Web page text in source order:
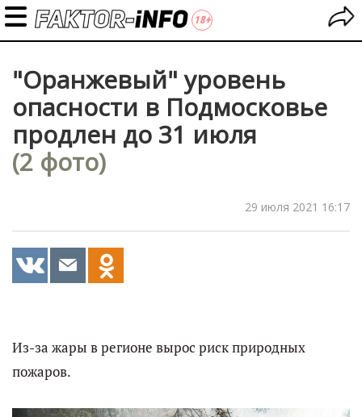
"Оранжевый" уровень
опасности в Подмосковье
продлен до 31 июля
(2 фото)
29 июля 2021 16:17
Из-за жары в регионе вырос риск природных
пожаров.